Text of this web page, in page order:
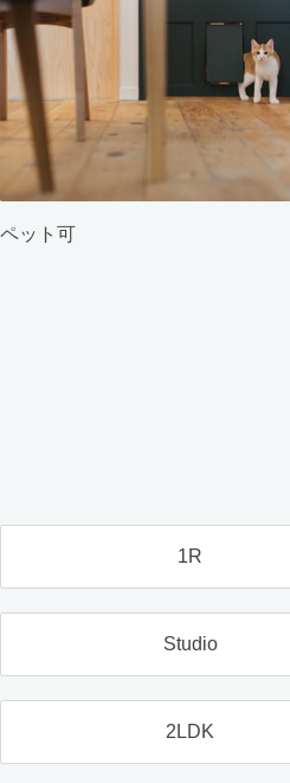
ペット可
1R
Studio
2LDK